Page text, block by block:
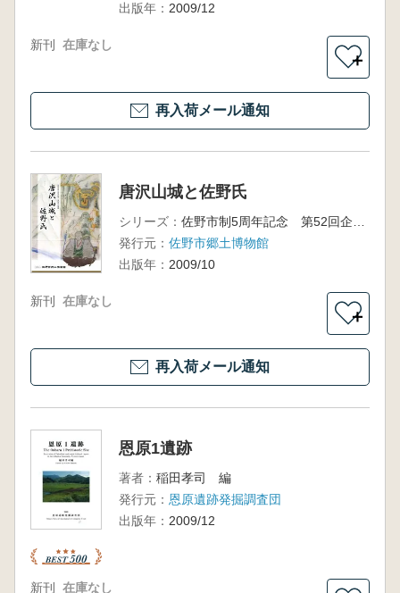
出版年： 2009/12
新刊 在庫なし
＋
再入荷メール通知
唐沢山城と佐野氏
シリーズ：
佐野市制5周年記念 第52回企画展
発行元： 佐野市郷土博物館
出版年： 2009/10
新刊 在庫なし
＋
再入荷メール通知
恩原1遺跡
著者： 稲田孝司 編
発行元： 恩原遺跡発掘調査団
出版年： 2009/12
新刊 在庫なし